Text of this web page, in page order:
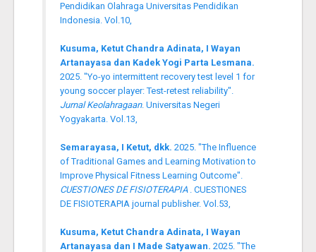
Pendidikan Olahraga Universitas Pendidikan
Indonesia. Vol.10,
Kusuma, Ketut Chandra Adinata, I Wayan
Artanayasa dan Kadek Yogi Parta Lesmana.
2025. "Yo-yo intermittent recovery test level 1 for
young soccer player: Test-retest reliability".
Jurnal Keolahragaan. Universitas Negeri
Yogyakarta. Vol.13,
Semarayasa, I Ketut, dkk. 2025. "The Influence
of Traditional Games and Learning Motivation to
Improve Physical Fitness Learning Outcome".
CUESTIONES DE FISIOTERAPIA . CUESTIONES
DE FISIOTERAPIA journal publisher. Vol.53,
Kusuma, Ketut Chandra Adinata, I Wayan
Artanayasa dan I Made Satyawan. 2025. "The